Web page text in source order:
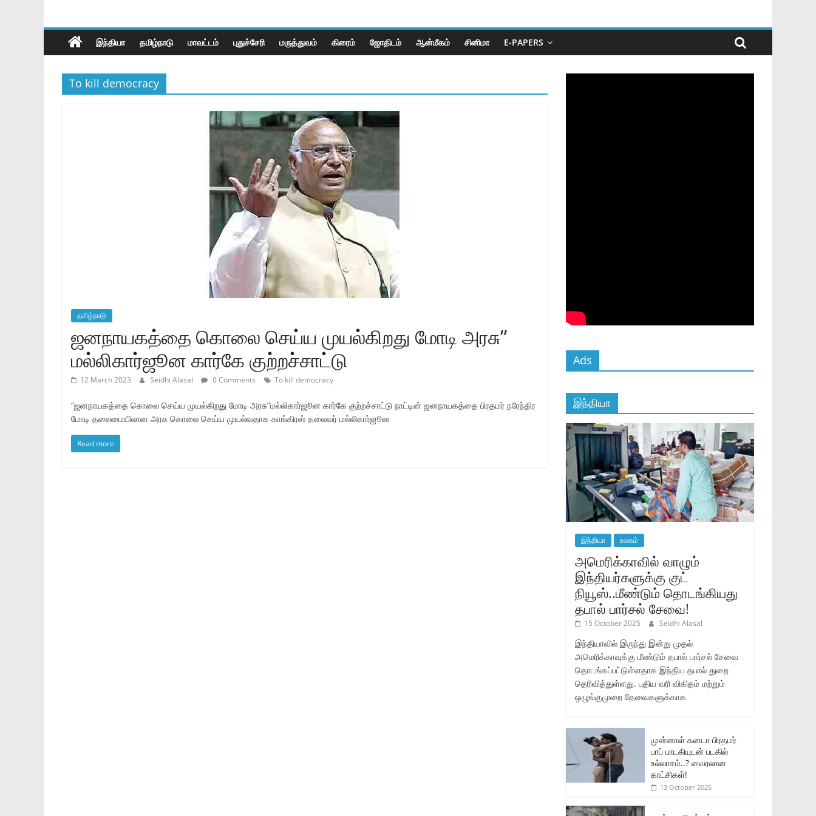
இந்தியா தமிழ்நாடு மாவட்டம் புதுச்சேரி மருத்துவம் கிரைம் ஜோ‌திட‌ம் ஆன்மீகம் சினிமா E-PAPERS
To kill democracy
தமிழ்நாடு
ஜனநாயகத்தை கொலை செய்ய முயல்கிறது மோடி அரசு”
மல்லிகார்ஜூன கார்கே குற்றச்சாட்டு
12 March 2023 Seidhi Alasal 0 Comments To kill democracy
“ஜனநாயகத்தை கொலை செய்ய முயல்கிறது மோடி அரசு”மல்லிகார்ஜூன கார்கே குற்றச்சாட்டு நாட்டின் ஜனநாயகத்தை பிரதமர் நரேந்திர
மோடி தலைமையிலான அரசு கொலை செய்ய முயல்வதாக காங்கிரஸ் தலைவர் மல்லிகார்ஜூன
Read more
Ads
இந்தியா
இந்தியா உலகம்
அமெரிக்காவில் வாழும்
இந்தியர்களுக்கு குட்
நியூஸ்..மீண்டும் தொடங்கியது
தபால் பார்சல் சேவை!
15 October 2025 Seidhi Alasal
இந்தியாவில் இருந்து இன்று முதல்
அமெரிக்காவுக்கு மீண்டும் தபால் பார்சல் சேவை
தொடங்கப்பட்டுள்ளதாக இந்திய தபால் துறை
தெரிவித்துள்ளது. புதிய வரி விகிதம் மற்றும்
ஒழுங்குமுறை தேவைகளுக்காக
முன்னாள் கனடா பிரதமர்
பாப் பாடகியுடன் படகில்
உல்லாசம்..? வைரலான
காட்சிகள்!
13 October 2025